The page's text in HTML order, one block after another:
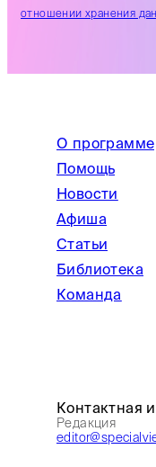
отношении хранения
О программе
Помощь
Новости
Афиша
Статьи
Библиотека
Команда
Контактная
Редакция